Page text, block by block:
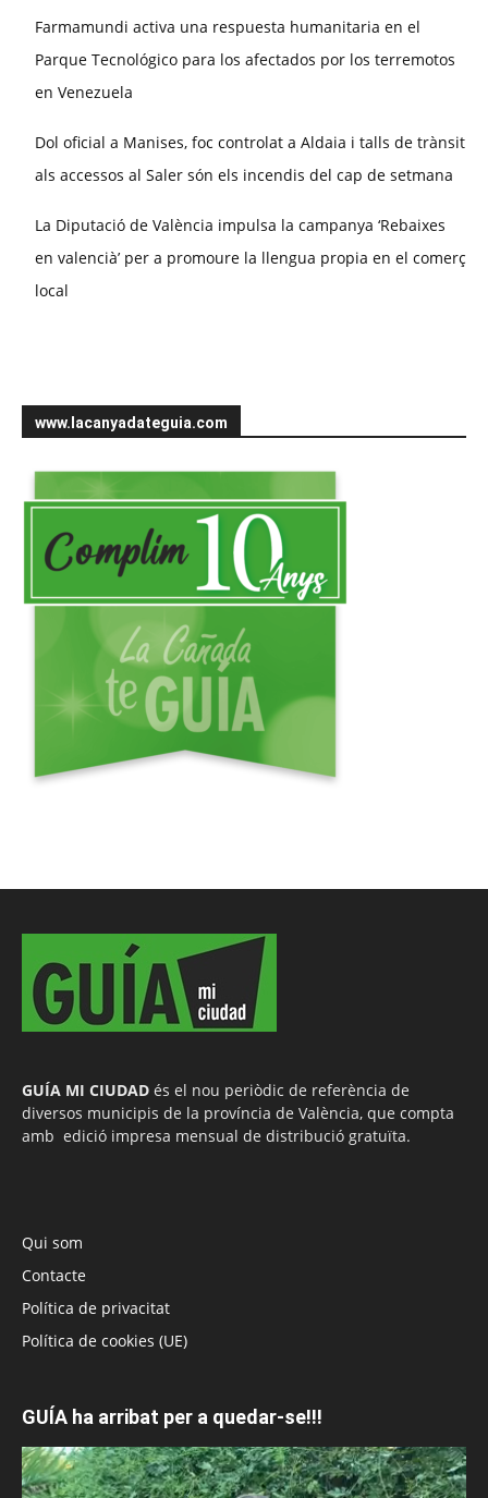
Farmamundi activa una respuesta humanitaria en el
Parque Tecnológico para los afectados por los terremotos
en Venezuela
Dol oficial a Manises, foc controlat a Aldaia i talls de trànsit
als accessos al Saler són els incendis del cap de setmana
La Diputació de València impulsa la campanya ‘Rebaixes
en valencià’ per a promoure la llengua propia en el comerç
local
www.lacanyadateguia.com
GUÍA MI CIUDAD és el nou periòdic de referència de
diversos municipis de la província de València, que compta
amb edició impresa mensual de distribució gratuïta.
Qui som
Contacte
Política de privacitat
Política de cookies (UE)
GUÍA ha arribat per a quedar-se!!!
Reproductor
de